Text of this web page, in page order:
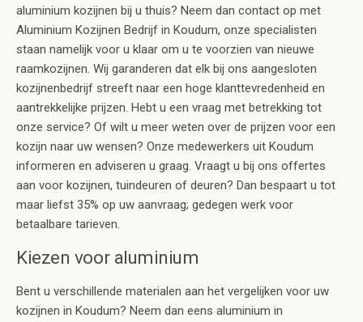
aluminium kozijnen bij u thuis? Neem dan contact op met
Aluminium Kozijnen Bedrijf in Koudum, onze specialisten
staan namelijk voor u klaar om u te voorzien van nieuwe
raamkozijnen. Wij garanderen dat elk bij ons aangesloten
kozijnenbedrijf streeft naar een hoge klanttevredenheid en
aantrekkelijke prijzen. Hebt u een vraag met betrekking tot
onze service? Of wilt u meer weten over de prijzen voor een
kozijn naar uw wensen? Onze medewerkers uit Koudum
informeren en adviseren u graag. Vraagt u bij ons offertes
aan voor kozijnen, tuindeuren of deuren? Dan bespaart u tot
maar liefst 35% op uw aanvraag; gedegen werk voor
betaalbare tarieven.
Kiezen voor aluminium
Bent u verschillende materialen aan het vergelijken voor uw
kozijnen in Koudum? Neem dan eens aluminium in